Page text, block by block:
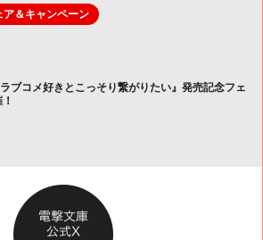
ア＆キャンペーン
ラブコメ好きとこっそり繋がりたい』発売記念フェ